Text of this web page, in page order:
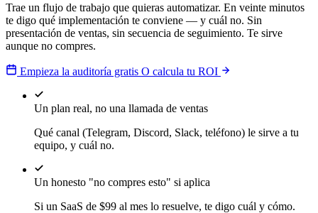
Trae un flujo de trabajo que quieras automatizar. En veinte minutos
te digo qué implementación te conviene — y cuál no. Sin
presentación de ventas, sin secuencia de seguimiento. Te sirve
aunque no compres.
Empieza la auditoría gratis O calcula tu ROI
Un plan real, no una llamada de ventas
Qué canal (Telegram, Discord, Slack, teléfono) le sirve a tu
equipo, y cuál no.
Un honesto "no compres esto" si aplica
Si un SaaS de $99 al mes lo resuelve, te digo cuál y cómo.